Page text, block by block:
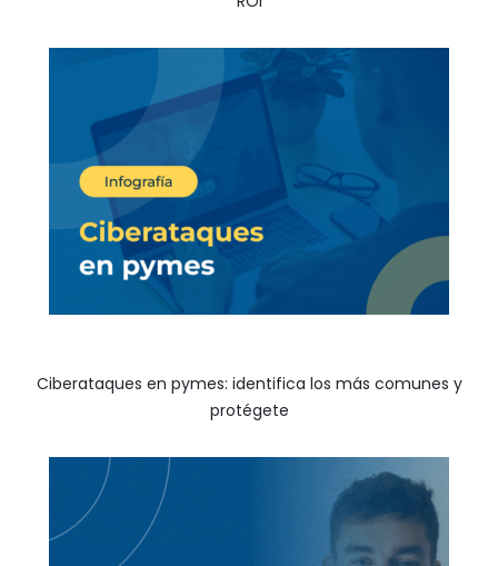
Ciberataques en pymes: identifica los más comunes y
protégete